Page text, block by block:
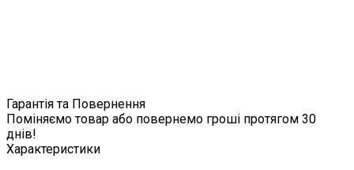
Гарантія та Повернення
Поміняємо товар або повернемо гроші протягом 30
днів!
Характеристики